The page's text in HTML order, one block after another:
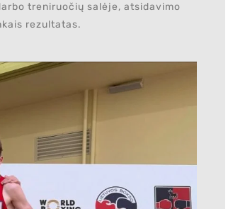
treniruočių salėje, atsidavimo
rezultatas.